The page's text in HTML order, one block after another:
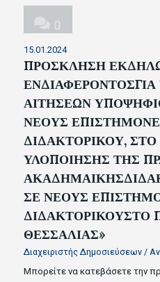
0
15.01.2024
ΠΡΟΣΚΛΗΣΗ
ΑΙΤΗΣΕΩΝ
ΝΕΟΥΣ
ΔΙΔΑΚΤΟΡΙΚΟΥ, ΣΤΟ
ΥΛΟΠΟΙΗΣΗΣ ΤΗΣ
ΣΕ ΝΕΟΥΣ
ΔΙΔΑΚΤΟΡΙΚΟΥΣΤΟ
ΘΕΣΣΑΛΙΑΣ»
Διαχειριστής Δημοσιεύσεων /
Μπορείτε να κατεβάσετε την